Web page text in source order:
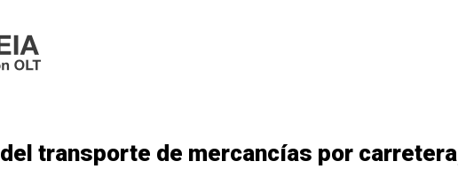
transporte de mercancías por